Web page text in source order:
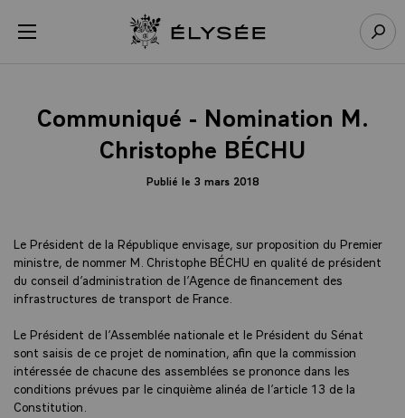
menu Retour à l’accueil Élysée
Communiqué - Nomination M.
Christophe BÉCHU
Publié le 3 mars 2018
Le Président de la République envisage, sur proposition du Premier
ministre, de nommer M. Christophe BÉCHU en qualité de président
du conseil d’administration de l’Agence de financement des
infrastructures de transport de France.
Le Président de l’Assemblée nationale et le Président du Sénat
sont saisis de ce projet de nomination, afin que la commission
intéressée de chacune des assemblées se prononce dans les
conditions prévues par le cinquième alinéa de l’article 13 de la
Constitution.
Panneau de gestion des cookies